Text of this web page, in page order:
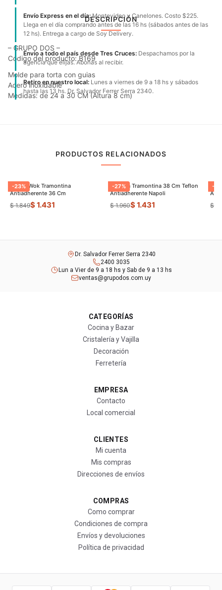
Envío Express en el día:Montevideo y Canelones. Costo $225.
Llega en el día comprando antes de las 16 hs (sábados antes de las
12 hs). Entrega a cargo de Soy Delivery.
Envío a todo el país desde Tres Cruces: Despachamos por la
agencia que elijas. Abonas al recibir.
Retiro en nuestro local: Lunes a viernes de 9 a 18 hs y sábados
hasta las 13 hs. Dr. Salvador Ferrer Serra 2340.
DESCRIPCIÓN
– GRUPO DOS –
Código del producto: B169
Molde para torta con guias
Acero inoxidable
Medidas: de 24 a 30 CM (Altura 8 cm)
PRODUCTOS RELACIONADOS
-23%
Sarten Wok Tramontina
Antiadherente 36 Cm
$ 1.849$ 1.431
-27%
Paellera Tramontina 38 Cm Teflon
Antiadherente Napoli
$ 1.960$ 1.431
-
$
Dr. Salvador Ferrer Serra 2340
2400 3035
Lun a Vier de 9 a 18 hs y Sab de 9 a 13 hs
ventas@grupodos.com.uy
CATEGORÍAS
Cocina y Bazar
Cristalería y Vajilla
Decoración
Ferretería
EMPRESA
Contacto
Local comercial
CLIENTES
Mi cuenta
Mis compras
Direcciones de envíos
COMPRAS
Como comprar
Condiciones de compra
Envíos y devoluciones
Política de privacidad